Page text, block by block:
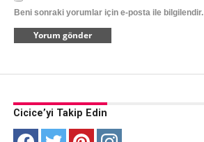
Beni sonraki yorumlar için e-posta ile bilgilendir.
Cicice’yi Takip Edin